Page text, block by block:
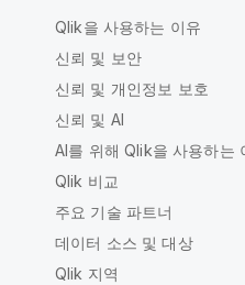
Qlik을 사용하는 이유
신뢰 및 보안
신뢰 및 개인정보 보호
신뢰 및 AI
AI를 위해 Qlik을 사용하는
Qlik 비교
주요 기술 파트너
데이터 소스 및 대상
Qlik 지역